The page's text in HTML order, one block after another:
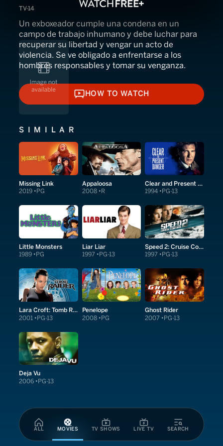
ALL MOVIES TV SHOWS LIVE TV SEARCH
TV-14
Un exboxeador cumple una condena en un
campo de trabajo inhumano y debe luchar para
recuperar su libertad y vengar un acto de
violencia. Se ve obligado a enfrentarse a los
hombres responsables y tomar su venganza.
HOW TO WATCH
HOW TO WATCH
SIMILAR
Missing Link
2019 PG
Appaloosa
2008 R
Clear and Present Danger
1994 PG-13
Little Monsters
1989 PG
Liar Liar
1997 PG-13
Speed 2: Cruise Control
1997 PG-13
Lara Croft: Tomb Raider
2001 PG-13
Penelope
2008 PG
Ghost Rider
2007 PG-13
Deja Vu
2006 PG-13